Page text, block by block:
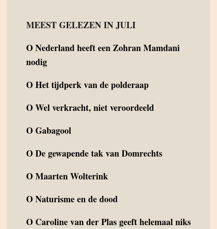
MEEST GELEZEN IN JULI
ONederland heeft een Zohran Mamdani
nodig
OHet tijdperk van de polderaap
OWel verkracht, niet veroordeeld
OGabagool
ODe gewapende tak van Domrechts
OMaarten Wolterink
ONaturisme en de dood
O Caroline van der Plas geeft helemaal niks